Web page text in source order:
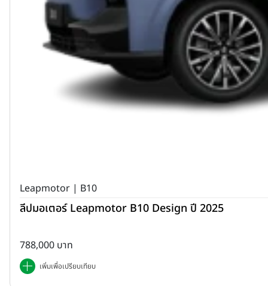
Leapmotor | B10
ลีปมอเตอร์ Leapmotor B10 Design ปี 2025
788,000 บาท
เพิ่มเพื่อเปรียบเทียบ